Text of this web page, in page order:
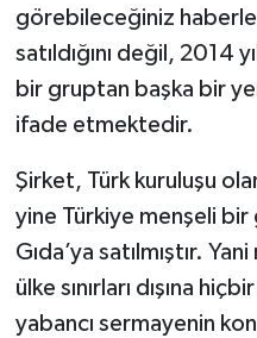
görebileceğiniz
satıldığını değil, 2014
bir gruptan başka bir
ifade etmektedir.
Şirket, Türk kuruluşu
yine Türkiye menşeli bir
Gıda’ya satılmıştır.
ülke sınırları dışına
yabancı sermayenin